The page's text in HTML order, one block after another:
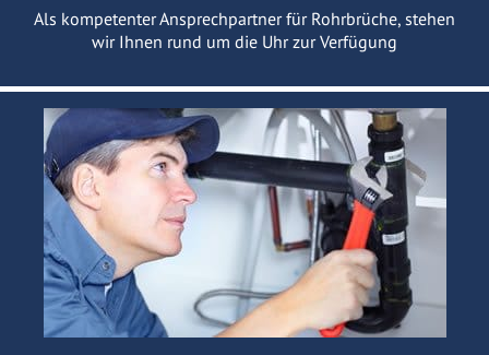
Als kompetenter Ansprechpartner für Rohrbrüche, stehen
wir Ihnen rund um die Uhr zur Verfügung